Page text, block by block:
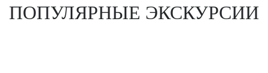
ПОПУЛЯРНЫЕ ЭКСКУРСИИ